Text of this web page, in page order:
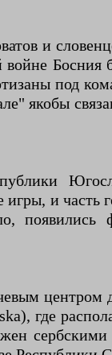
и
под
якобы
и часть
центром
где